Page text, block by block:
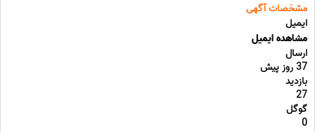
مشخصات آگهی
ایمیل
مشاهده ایمیل
ارسال
37 روز پیش
بازدید
27
گوگل
0